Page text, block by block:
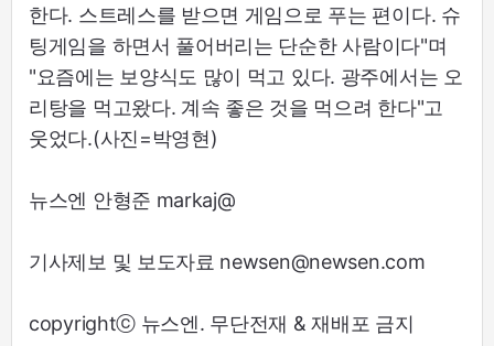
한다. 스트레스를 받으면 게임으로 푸는 편이다. 슈
팅게임을 하면서 풀어버리는 단순한 사람이다"며
"요즘에는 보양식도 많이 먹고 있다. 광주에서는 오
리탕을 먹고왔다. 계속 좋은 것을 먹으려 한다"고
웃었다.(사진=박영현)
뉴스엔 안형준 markaj@
기사제보 및 보도자료 newsen@newsen.com
copyrightⓒ 뉴스엔. 무단전재 & 재배포 금지